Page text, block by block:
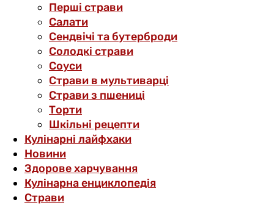
Перші страви
Салати
Сендвічі та бутерброди
Солодкі страви
Соуси
Страви в мультиварці
Страви з пшениці
Торти
Шкільні рецепти
Кулінарні лайфхаки
Новини
Здорове харчування
Кулінарна енциклопедія
Страви